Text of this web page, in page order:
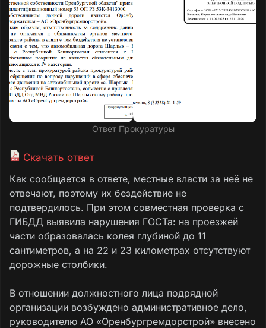
Ответ Прокуратуры
Скачать ответ
Как сообщается в ответе, местные власти за неё не
отвечают, поэтому их бездействие не
подтвердилось. При этом совместная проверка с
ГИБДД выявила нарушения ГОСТа: на проезжей
части образовалась колея глубиной до 11
сантиметров, а на 22 и 23 километрах отсутствуют
дорожные столбики.
В отношении должностного лица подрядной
организации возбуждено административное дело,
руководителю АО «Оренбургремдорстрой» внесено